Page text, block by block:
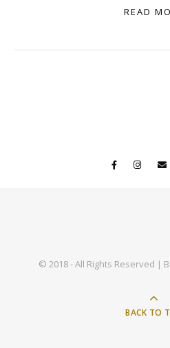
READ
© 2018 - All Rights Reserved |
BACK TO